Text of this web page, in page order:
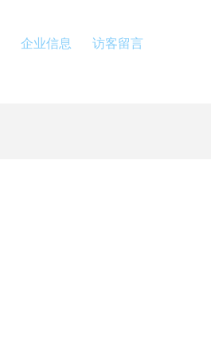
企业信息 访客留言